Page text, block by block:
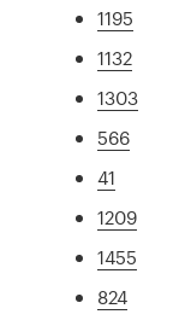
1195
1132
1303
566
41
1209
1455
824